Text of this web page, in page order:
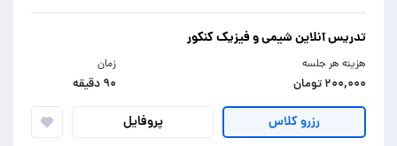
تدریس آنلاین شیمی و فیزیک کنکور
هزینه هر جلسه
۲۰۰,۰۰۰ تومان
زمان
۹۰ دقیقه
رزرو کلاس پروفایل